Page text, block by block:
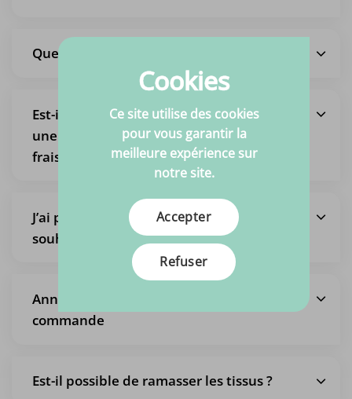
Quels sont les frais d’expédition ?
Est-il également possible de récupérer
une commande, afin de ne pas payer de
frais d’expédition ?
J’ai passé une commande mais je
souhaite la modifier
Annulation de l’intégralité de la
commande
Est-il possible de ramasser les tissus ?
Cookies
Ce site utilise des cookies
pour vous garantir la
meilleure expérience sur
notre site.
Accepter
Refuser